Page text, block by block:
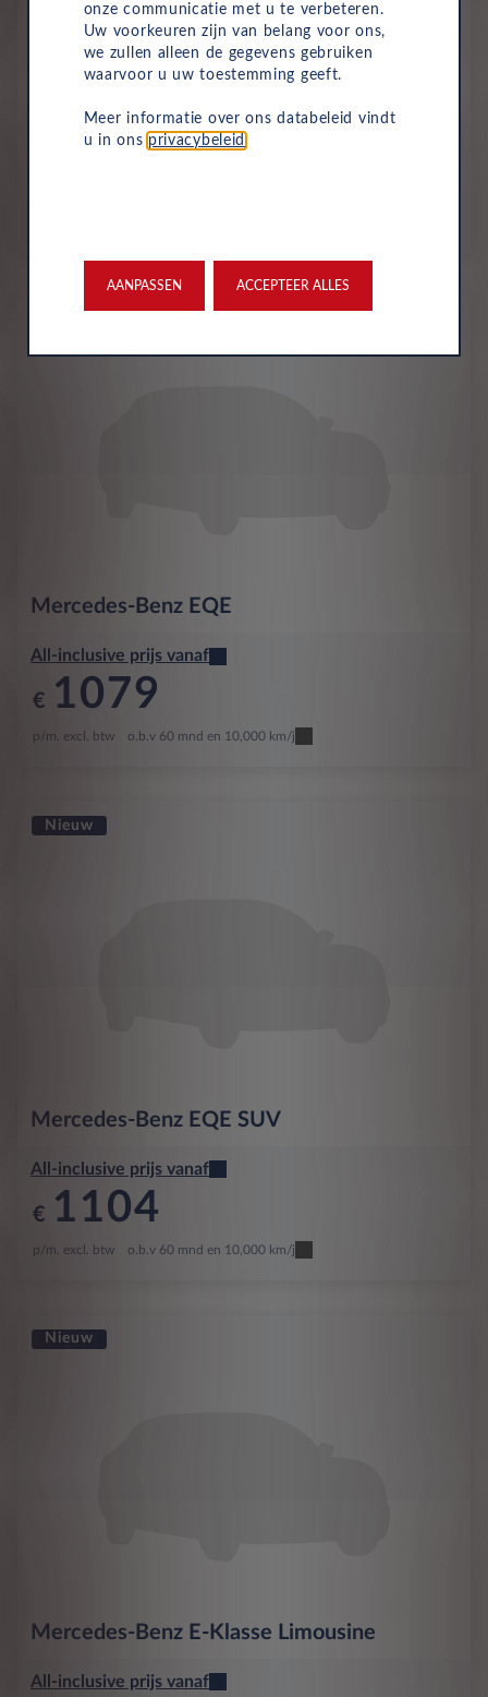
All-inclusive prijs vanaf
Nieuw
Mercedes-Benz EQE
All-inclusive prijs vanaf
€ 1079
p/m. excl. btw o.b.v 60 mnd en 10,000 km/j
Nieuw
Mercedes-Benz EQE SUV
All-inclusive prijs vanaf
€ 1104
p/m. excl. btw o.b.v 60 mnd en 10,000 km/j
Nieuw
Mercedes-Benz E-Klasse Limousine
All-inclusive prijs vanaf
onze communicatie met u te verbeteren.
Uw voorkeuren zijn van belang voor ons,
we zullen alleen de gegevens gebruiken
waarvoor u uw toestemming geeft.
Meer informatie over ons databeleid vindt
u in ons privacybeleid
AANPASSEN ACCEPTEER ALLES